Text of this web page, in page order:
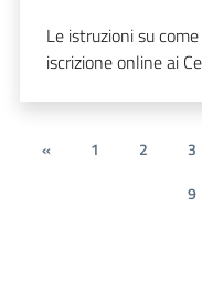
Le istruzioni su
iscrizione online ai
« 1 2 3
9